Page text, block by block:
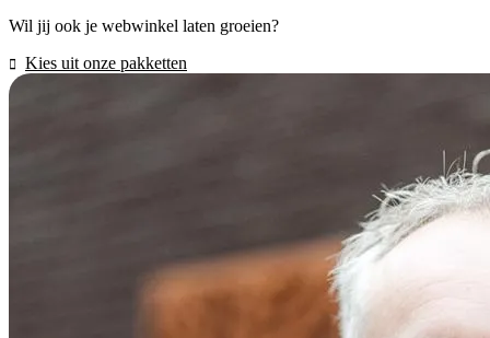
Wil jij ook je webwinkel laten groeien?
Kies uit onze pakketten